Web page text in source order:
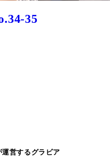
35
営するグラビア